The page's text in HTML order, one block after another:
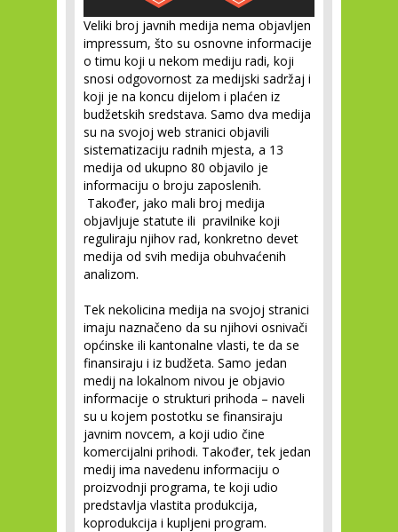
Veliki broj javnih medija nema objavljen
impressum, što su osnovne informacije
o timu koji u nekom mediju radi, koji
snosi odgovornost za medijski sadržaj i
koji je na koncu dijelom i plaćen iz
budžetskih sredstava. Samo dva medija
su na svojoj web stranici objavili
sistematizaciju radnih mjesta, a 13
medija od ukupno 80 objavilo je
informaciju o broju zaposlenih.
Također, jako mali broj medija
objavljuje statute ili pravilnike koji
reguliraju njihov rad, konkretno devet
medija od svih medija obuhvaćenih
analizom.
Tek nekolicina medija na svojoj stranici
imaju naznačeno da su njihovi osnivači
općinske ili kantonalne vlasti, te da se
finansiraju i iz budžeta. Samo jedan
medij na lokalnom nivou je objavio
informacije o strukturi prihoda – naveli
su u kojem postotku se finansiraju
javnim novcem, a koji udio čine
komercijalni prihodi. Također, tek jedan
medij ima navedenu informaciju o
proizvodnji programa, te koji udio
predstavlja vlastita produkcija,
koprodukcija i kupljeni program.